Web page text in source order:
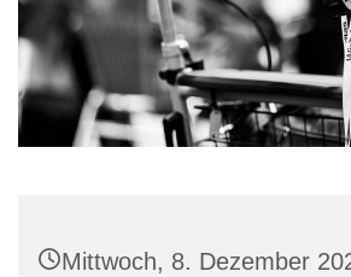
Mittwoch, 8. Dezember